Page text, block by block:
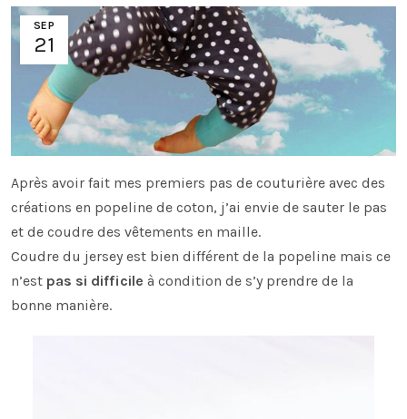
SEP
21
Après avoir fait mes premiers pas de couturière avec des
créations en popeline de coton, j’ai envie de sauter le pas
et de coudre des vêtements en maille.
Coudre du jersey est bien différent de la popeline mais ce
n’est pas si difficile à condition de s’y prendre de la
bonne manière.